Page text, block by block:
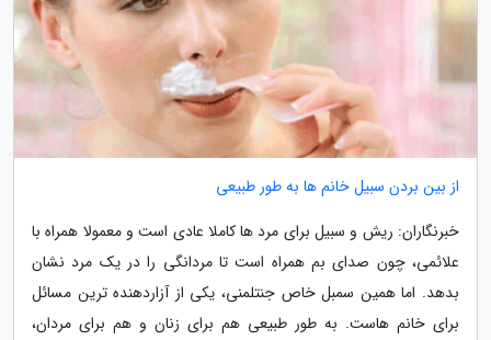
از بین بردن سبیل خانم ها به طور طبیعی
خبرنگاران: ریش و سبیل برای مرد ها کاملا عادی است و معمولا همراه با
علائمی، چون صدای بم همراه است تا مردانگی را در یک مرد نشان
بدهد. اما همین سمبل خاص جنتلمنی، یکی از آزاردهنده ترین مسائل
برای خانم هاست. به طور طبیعی هم برای زنان و هم برای مردان،